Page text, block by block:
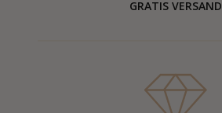
GRATIS VERSAND